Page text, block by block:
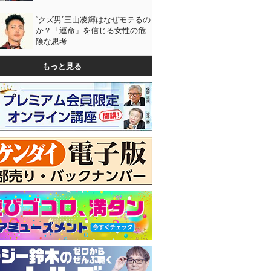
“クズ男”三山凌輝はなぜモテるの
か？「運命」を信じる女性の危
険な思考
もっと見る